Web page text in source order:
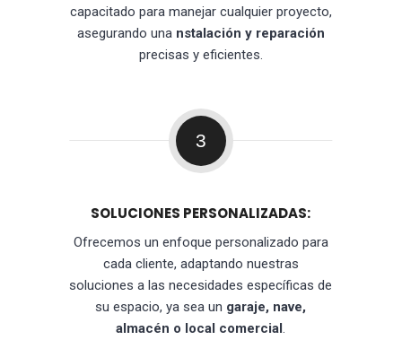
capacitado para manejar cualquier proyecto,
asegurando una nstalación y reparación
precisas y eficientes.
3
SOLUCIONES PERSONALIZADAS:
Ofrecemos un enfoque personalizado para
cada cliente, adaptando nuestras
soluciones a las necesidades específicas de
su espacio, ya sea un garaje, nave,
almacén o local comercial.